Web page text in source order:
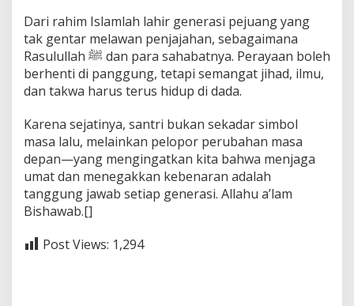
Dari rahim Islamlah lahir generasi pejuang yang
tak gentar melawan penjajahan, sebagaimana
Rasulullah ﷺ dan para sahabatnya. Perayaan boleh
berhenti di panggung, tetapi semangat jihad, ilmu,
dan takwa harus terus hidup di dada.
Karena sejatinya, santri bukan sekadar simbol
masa lalu, melainkan pelopor perubahan masa
depan—yang mengingatkan kita bahwa menjaga
umat dan menegakkan kebenaran adalah
tanggung jawab setiap generasi. Allahu a’lam
Bishawab.[]
Post Views: 1,294